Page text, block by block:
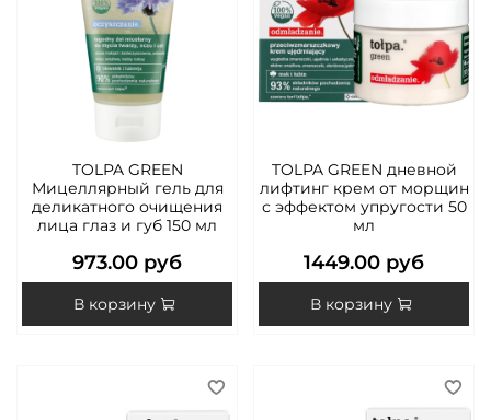
TOLPA GREEN
Мицеллярный гель для
деликатного очищения
лица глаз и губ 150 мл
973.00 руб
В корзину
TOLPA GREEN дневной
лифтинг крем от морщин
с эффектом упругости 50
мл
1449.00 руб
В корзину